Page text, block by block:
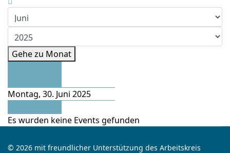
Gehe zu Monat
Montag, 30. Juni 2025
Es wurden keine Events gefunden
© 2026 mit freundlicher Unterstützung des Arbeitskreis